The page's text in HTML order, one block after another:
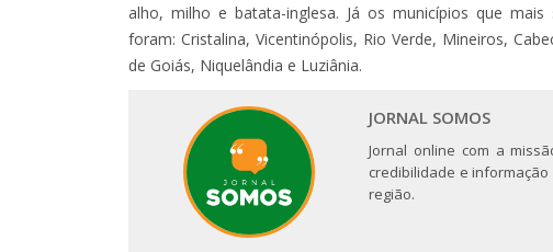
alho, milho e batata-inglesa. Já os municípios que
foram: Cristalina, Vicentinópolis, Rio Verde, Mineiros,
de Goiás, Niquelândia e Luziânia.
JORNAL SOMOS
Jornal online com a
credibilidade e
região.